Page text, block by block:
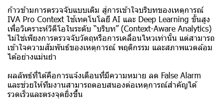
ก้าวข้ามการตรวจจับแบบเดิม สู่การเข้าใจบริบทของเหตุการณ์
IVA Pro Context ใช้เทคโนโลยี AI และ Deep Learning ขั้นสูง
เพื่อวิเคราะห์วิดีโอในระดับ “บริบท” (Context-Aware Analytics)
ไม่ใช่เพียงการตรวจจับวัตถุหรือการเคลื่อนไหวเท่านั้น แต่สามารถ
เข้าใจความสัมพันธ์ของเหตุการณ์ พฤติกรรม และสภาพแวดล้อม
ได้อย่างแม่นยำ
ผลลัพธ์ที่ได้คือการแจ้งเตือนที่มีความหมาย ลด False Alarm
และช่วยให้ทีมงานสามารถตอบสนองต่อเหตุการณ์สำคัญได้
รวดเร็วและตรงจุดยิ่งขึ้น